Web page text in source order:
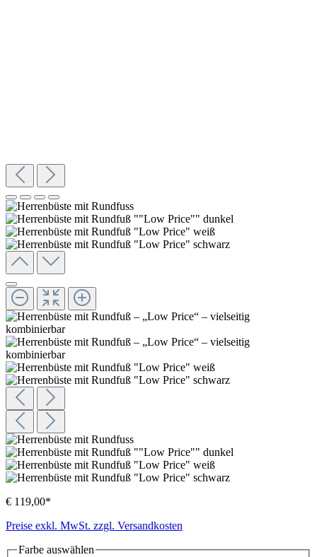
€ 119,00*
Preise exkl. MwSt. zzgl. Versandkosten
Farbe auswählen